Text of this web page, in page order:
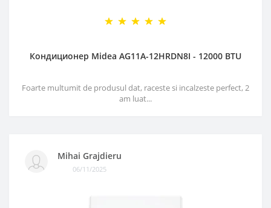
Кондиционер Midea AG11A-12HRDN8I - 12000 BTU
Foarte multumit de produsul dat, raceste si incalzeste perfect, 2
am luat...
Mihai Grajdieru
06/11/2025